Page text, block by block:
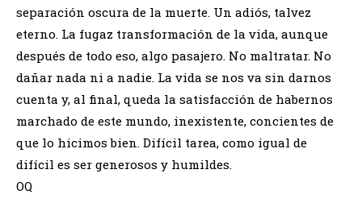
separación oscura de la muerte. Un adiós, talvez
eterno. La fugaz transformación de la vida, aunque
después de todo eso, algo pasajero. No maltratar. No
dañar nada ni a nadie. La vida se nos va sin darnos
cuenta y, al final, queda la satisfacción de habernos
marchado de este mundo, inexistente, concientes de
que lo hicimos bien. Difícil tarea, como igual de
difícil es ser generosos y humildes.
OQ